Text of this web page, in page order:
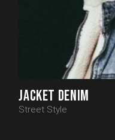
JACKET DENIM
Street Style